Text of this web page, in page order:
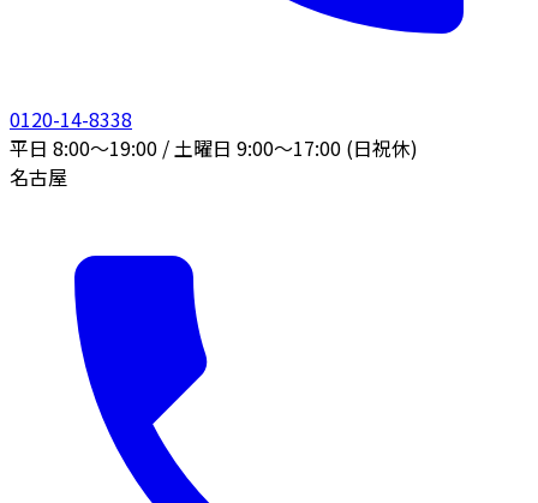
0120-14-8338
平日 8:00〜19:00 / 土曜日 9:00〜17:00 (日祝休)
名古屋